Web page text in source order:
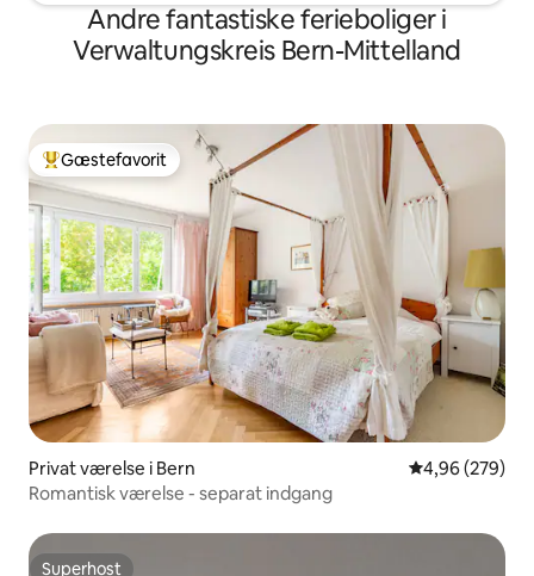
Andre fantastiske ferieboliger i
Verwaltungskreis Bern-Mittelland
Bedste gæstefavorit
Gæstefavorit
Privat værelse i Bern 4,96 ud af 5 i
4,96 (279)
Romantisk værelse - separat indgang
Superhost